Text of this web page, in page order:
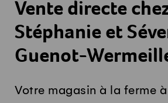
Vente directe
Stéphanie et
Guenot-
Votre magasin à la ferme